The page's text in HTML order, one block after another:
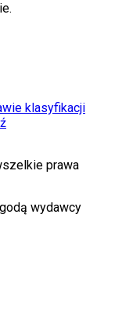
klasyfikacji
prawa
wydawcy